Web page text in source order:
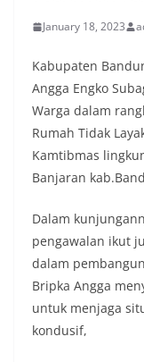
January 18, 2023
Kabupaten
Angga Engko
Warga dalam
Rumah Tidak
Kamtibmas
Banjaran
Dalam
pengawalan ikut
dalam
Bripka Angga
untuk menjaga
kondusif,